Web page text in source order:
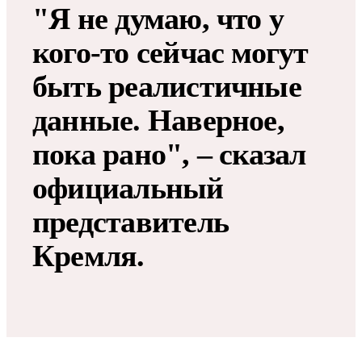
"Я не думаю, что у
кого-то сейчас могут
быть реалистичные
данные. Наверное,
пока рано", – сказал
официальный
представитель
Кремля.